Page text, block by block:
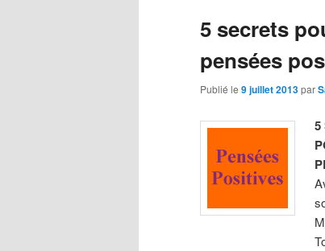
5 secrets
pensées
Publié le 9 juillet 2013par
5